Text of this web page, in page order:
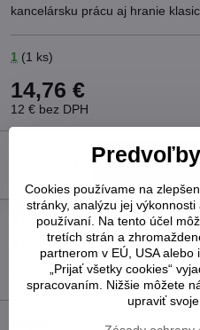
kancelársku prácu aj hranie
1 (1 ks)
14,76 €
12 € bez DPH
Pridať k Obľúbeným
Doručenia
Výrobca:Palit
Cookies používame na
stránky, analýzu jej
používaní. Na tento účel
tretích strán a
partnerom v EÚ, USA
„Prijať všetky cookies“
spracovaním. Nižšie môžete
upraviť